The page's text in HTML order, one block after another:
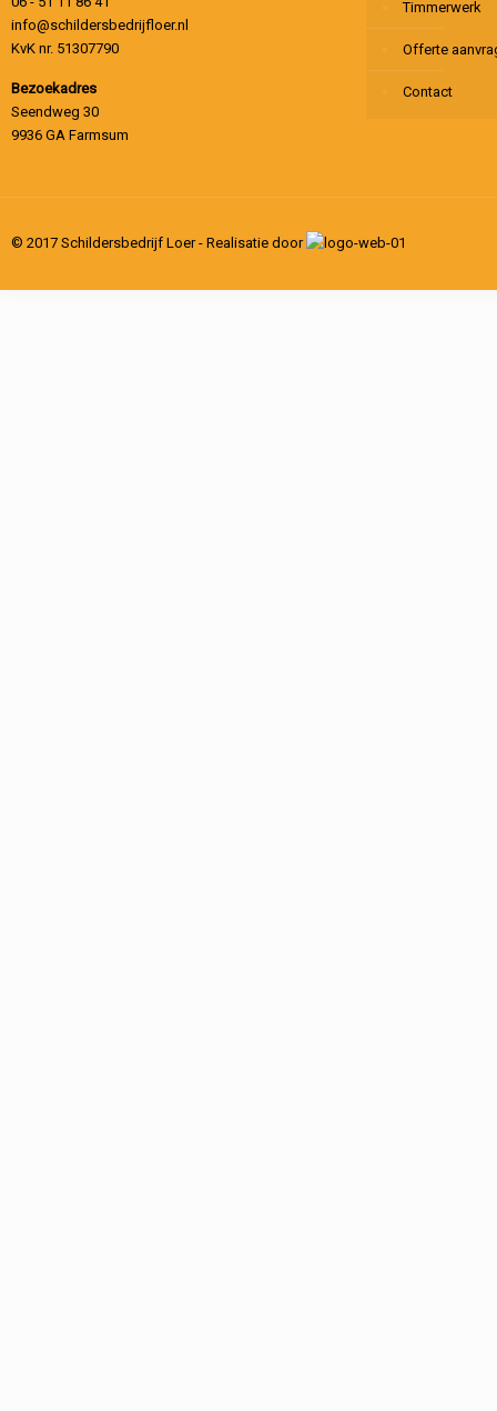
info@schildersbedrijfloer.nl
KvK nr. 51307790
Bezoekadres
Seendweg 30
9936 GA Farmsum
Timmerwerk
Offerte
Contact
© 2017 Schildersbedrijf Loer - Realisatie door